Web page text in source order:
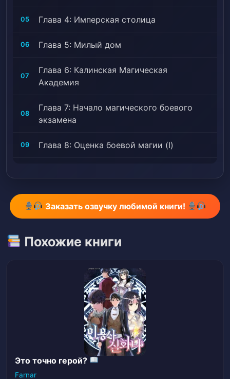
05 Глава 4: Имперская столица
06 Глава 5: Милый дом
07
Глава 6: Калинская Магическая
Академия
08
Глава 7: Начало магического боевого
экзамена
09 Глава 8: Оценка боевой магии (I)
11 Глава 10: Оценка боевой магии (III)
12 Глава 11: Сокрушительное поражение
Глава 12: Последствия битвы и семейная
Глава 13: Решение герцога Гомеса
Глава 14: Леди в черном
Глава 15: Две личности Четвертого
Заказать озвучку любимой книги!
Похожие книги
Это точно герой?
Farnar